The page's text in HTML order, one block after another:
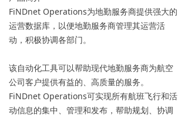
FiNDnet Operations为地勤服务商提供强大的
运营数据库，以便地勤服务商管理其运营活
动，积极协调各部门。
该自动化工具可以帮助现代地勤服务商为航空
公司客户提供有益的、高质量的服务。
FiNDnet Operations可实现所有航班飞行和活
动信息的集中、管理和发布，帮助规划、协调